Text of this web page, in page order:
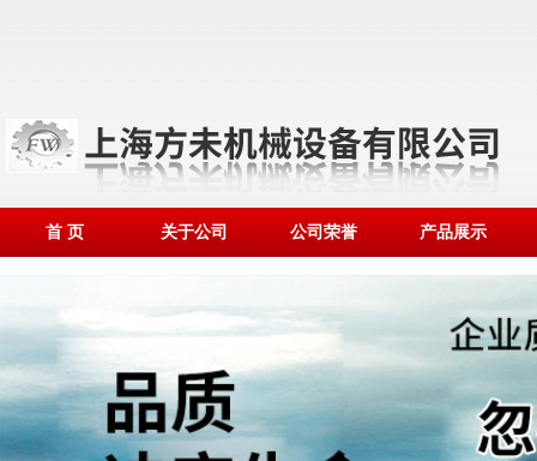
首 页 关于公司 公司荣誉 产品展示